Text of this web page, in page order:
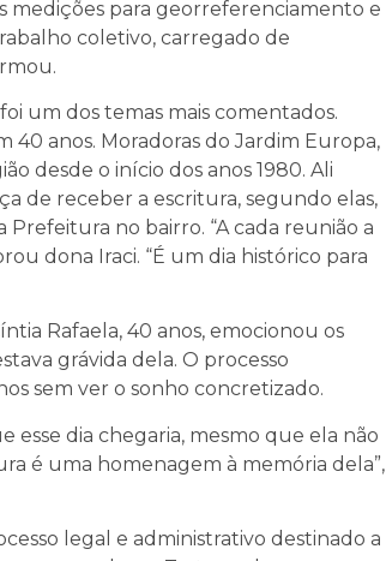
medições para georreferenciamento e
coletivo, carregado de
um dos temas mais comentados.
40 anos. Moradoras do Jardim Europa,
desde o início dos anos 1980. Ali
de receber a escritura, segundo elas,
no bairro. “A cada reunião a
dona Iraci. “É um dia histórico para
Rafaela, 40 anos, emocionou os
grávida dela. O processo
sem ver o sonho concretizado.
esse dia chegaria, mesmo que ela não
é uma homenagem à memória dela”,
legal e administrativo destinado a